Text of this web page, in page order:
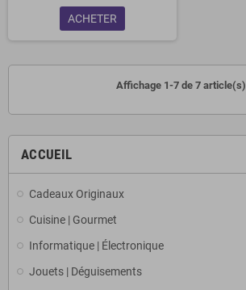
ACCUEIL
Cadeaux Originaux
Cuisine | Gourmet
Informatique | Électronique
Jouets | Déguisements
ACHETER
Affichage 1-7 de 7 article(s)